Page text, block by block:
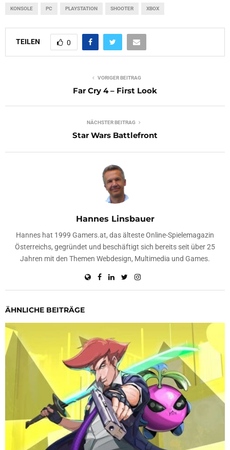
KONSOLE PC PLAYSTATION SHOOTER XBOX
TEILEN 0
VORIGER BEITRAG
Far Cry 4 – First Look
NÄCHSTER BEITRAG
Star Wars Battlefront
Hannes Linsbauer
Hannes hat 1999 Gamers.at, das älteste Online-Spielemagazin
Österreichs, gegründet und beschäftigt sich bereits seit über 25
Jahren mit den Themen Webdesign, Multimedia und Games.
ÄHNLICHE BEITRÄGE